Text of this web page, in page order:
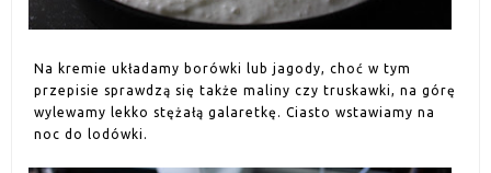
Na kremie układamy borówki lub jagody, choć w tym
przepisie sprawdzą się także maliny czy truskawki, na górę
wylewamy lekko stężałą galaretkę. Ciasto wstawiamy na
noc do lodówki.